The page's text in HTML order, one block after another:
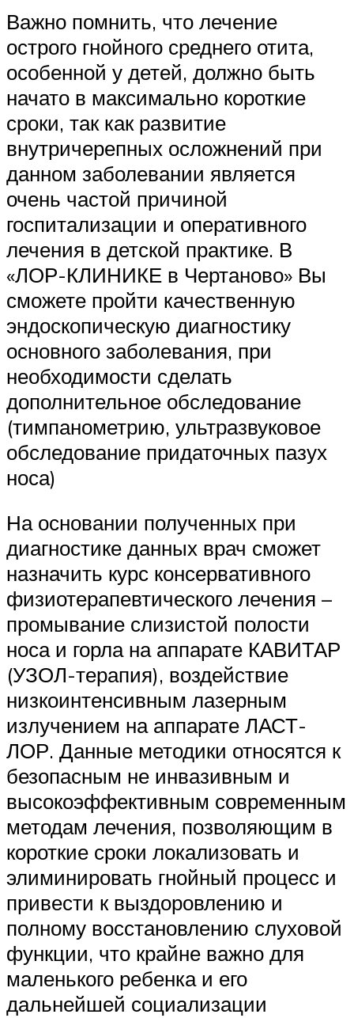
Важно помнить, что лечение
острого гнойного среднего отита,
особенной у детей, должно быть
начато в максимально короткие
сроки, так как развитие
внутричерепных осложнений при
данном заболевании является
очень частой причиной
госпитализации и оперативного
лечения в детской практике. В
«ЛОР-КЛИНИКЕ в Чертаново» Вы
сможете пройти качественную
эндоскопическую диагностику
основного заболевания, при
необходимости сделать
дополнительное обследование
(тимпанометрию, ультразвуковое
обследование придаточных пазух
носа)
На основании полученных при
диагностике данных врач сможет
назначить курс консервативного
физиотерапевтического лечения –
промывание слизистой полости
носа и горла на аппарате КАВИТАР
(УЗОЛ-терапия), воздействие
низкоинтенсивным лазерным
излучением на аппарате ЛАСТ-
ЛОР. Данные методики относятся к
безопасным не инвазивным и
высокоэффективным современным
методам лечения, позволяющим в
короткие сроки локализовать и
элиминировать гнойный процесс и
привести к выздоровлению и
полному восстановлению слуховой
функции, что крайне важно для
маленького ребенка и его
дальнейшей социализации